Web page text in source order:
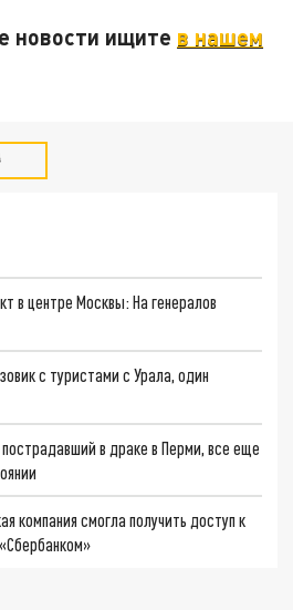
новости ищите в нашем
в центре Москвы: На генералов
с туристами с Урала, один
в драке в Перми, все еще
компания смогла получить доступ к